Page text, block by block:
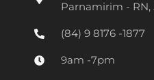
g
Parnamirim - RN,
(84) 9 8176 -1877
9am -7pm